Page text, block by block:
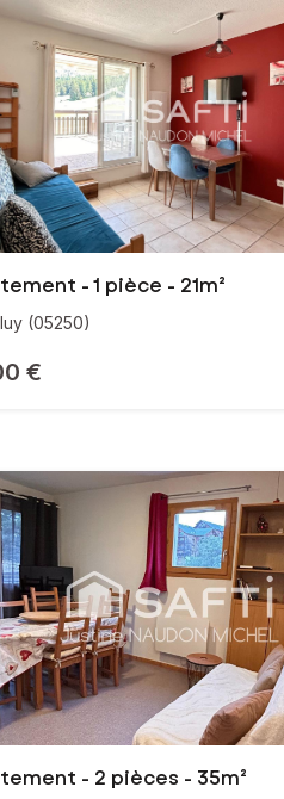
- 1 pièce - 21m²
(05250)
€
- 2 pièces - 35m²